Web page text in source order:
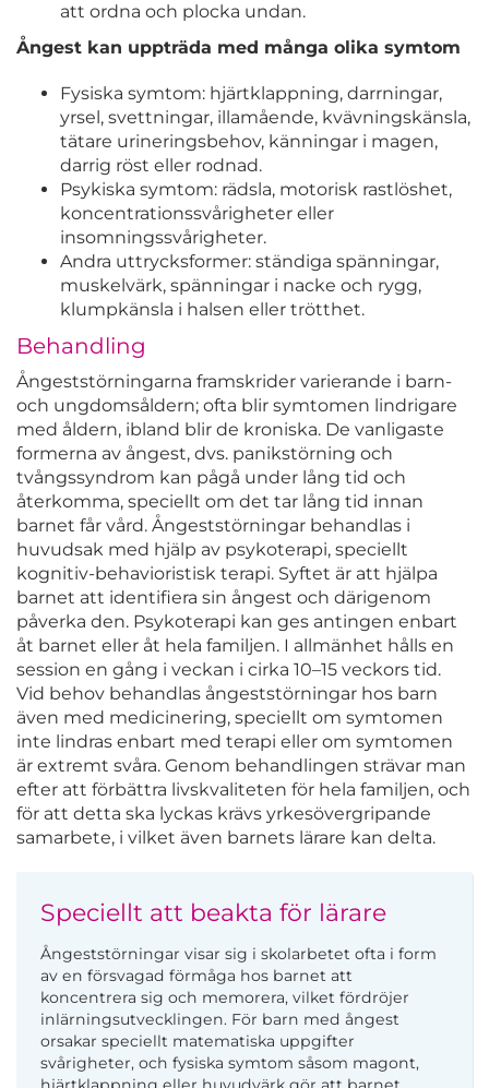
att ordna och plocka undan.
Ångest kan uppträda med många olika symtom
Fysiska symtom: hjärtklappning, darrningar,
yrsel, svettningar, illamående, kvävningskänsla,
tätare urineringsbehov, känningar i magen,
darrig röst eller rodnad.
Psykiska symtom: rädsla, motorisk rastlöshet,
koncentrationssvårigheter eller
insomningssvårigheter.
Andra uttrycksformer: ständiga spänningar,
muskelvärk, spänningar i nacke och rygg,
klumpkänsla i halsen eller trötthet.
Behandling
Ångeststörningarna framskrider varierande i barn-
och ungdomsåldern; ofta blir symtomen lindrigare
med åldern, ibland blir de kroniska. De vanligaste
formerna av ångest, dvs. panikstörning och
tvångssyndrom kan pågå under lång tid och
återkomma, speciellt om det tar lång tid innan
barnet får vård. Ångeststörningar behandlas i
huvudsak med hjälp av psykoterapi, speciellt
kognitiv-behavioristisk terapi. Syftet är att hjälpa
barnet att identifiera sin ångest och därigenom
påverka den. Psykoterapi kan ges antingen enbart
åt barnet eller åt hela familjen. I allmänhet hålls en
session en gång i veckan i cirka 10–15 veckors tid.
Vid behov behandlas ångeststörningar hos barn
även med medicinering, speciellt om symtomen
inte lindras enbart med terapi eller om symtomen
är extremt svåra. Genom behandlingen strävar man
efter att förbättra livskvaliteten för hela familjen, och
för att detta ska lyckas krävs yrkesövergripande
samarbete, i vilket även barnets lärare kan delta.
Speciellt att beakta för lärare
Ångeststörningar visar sig i skolarbetet ofta i form
av en försvagad förmåga hos barnet att
koncentrera sig och memorera, vilket fördröjer
inlärningsutvecklingen. För barn med ångest
orsakar speciellt matematiska uppgifter
svårigheter, och fysiska symtom såsom magont,